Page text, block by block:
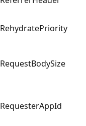
RehydratePriority
RequestBodySize
RequesterAppId